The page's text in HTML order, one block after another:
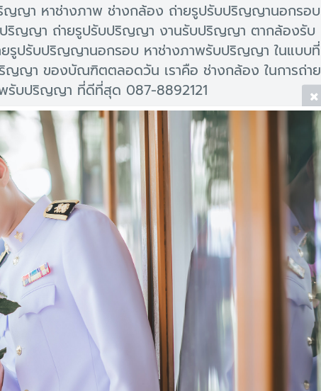
ญา หาช่างภาพ ช่างกล้อง ถ่ายรูปรับปริญญานอกรอบ
ริญญา ถ่ายรูปรับปริญญา งานรับปริญญา ตากล้องรับ
ปรับปริญญานอกรอบ หาช่างภาพรับปริญญา ในแบบที่
ญญา ของบัณฑิตตลอดวัน เราคือ ช่างกล้อง ในการถ่าย
รับปริญญา ที่ดีที่สุด 087-8892121